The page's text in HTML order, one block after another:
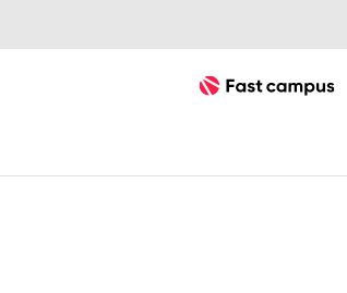
Fast Campus